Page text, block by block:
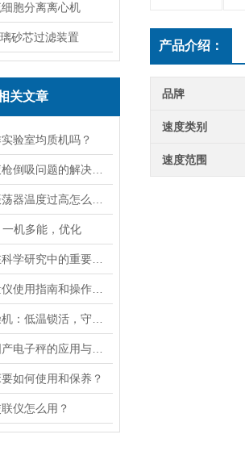
胞分离离心机
砂芯过滤装置
关文章
验室均质机吗？
机多能，优化
如何使用和保养？
仪怎么用？
产品介绍：
品牌
速度类别
速度范围